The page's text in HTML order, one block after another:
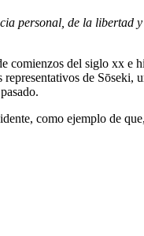
personal, de la libertad
del siglo xx e
de Sōseki,
como ejemplo de